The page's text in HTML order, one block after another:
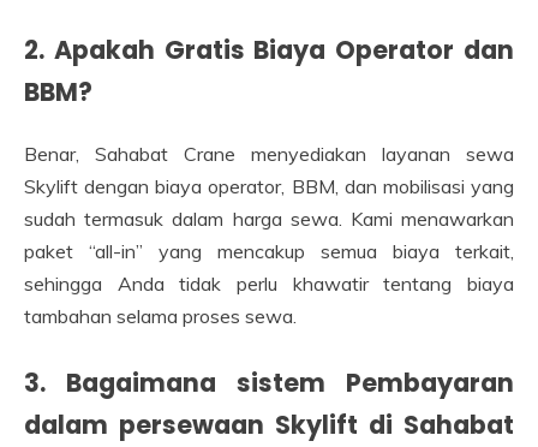
2. Apakah Gratis Biaya Operator dan
BBM?
Benar, Sahabat Crane menyediakan layanan sewa
Skylift dengan biaya operator, BBM, dan mobilisasi yang
sudah termasuk dalam harga sewa. Kami menawarkan
paket “all-in” yang mencakup semua biaya terkait,
sehingga Anda tidak perlu khawatir tentang biaya
tambahan selama proses sewa.
3. Bagaimana sistem Pembayaran
dalam persewaan Skylift di Sahabat